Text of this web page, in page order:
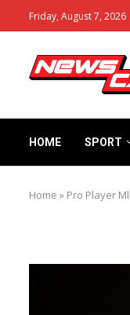
Friday, August 7, 2026
HOME SPORT
Home » Pro Player